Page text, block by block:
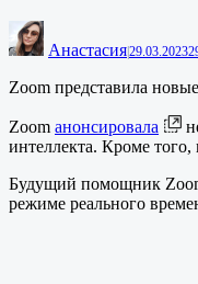
Анастасия29.03.2023
Zoom представила
Zoom анонсировала
интеллекта. Кроме
Будущий помощник Zoom
режиме реального